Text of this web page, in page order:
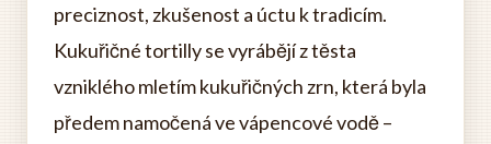
preciznost, zkušenost a úctu k tradicím.
Kukuřičné tortilly se vyrábějí z těsta
vzniklého mletím kukuřičných zrn, která byla
předem namočená ve vápencové vodě –